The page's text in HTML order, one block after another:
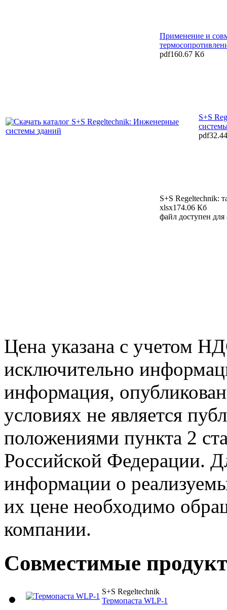
Применение и
pdf160.67 Кб
S+S
pdf
S+S Regeltechnik:
xlsx174.06 Кб
файл доступен для
Цена указана с учетом
исключительно
информация,
условиях не является
положениями пункта 2
Российской Федерации.
информации о
их цене необходимо
компании.
Совместимые
S+S Regeltechnik
Термопаста WLP-1